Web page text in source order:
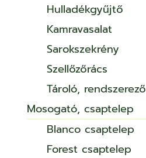
Hulladékgyűjtő
Kamravasalat
Sarokszekrény
Szellőzőrács
Tároló, rendszerező
Mosogató, csaptelep
Blanco csaptelep
Forest csaptelep